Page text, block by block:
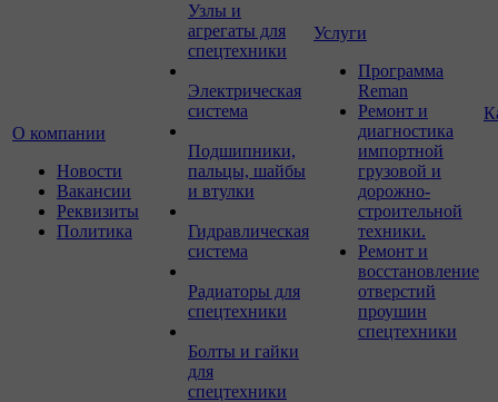
О компании
Новости
Вакансии
Реквизиты
Политика
Узлы и
агрегаты для
спецтехники
Электрическая
система
Подшипники,
пальцы, шайбы
и втулки
Гидравлическая
система
Радиаторы для
спецтехники
Болты и гайки
для
спецтехники
Услуги
Программа
Reman
Ремонт и
диагностика
импортной
грузовой и
дорожно-
строительной
техники.
Ремонт и
восстановление
отверстий
проушин
спецтехники